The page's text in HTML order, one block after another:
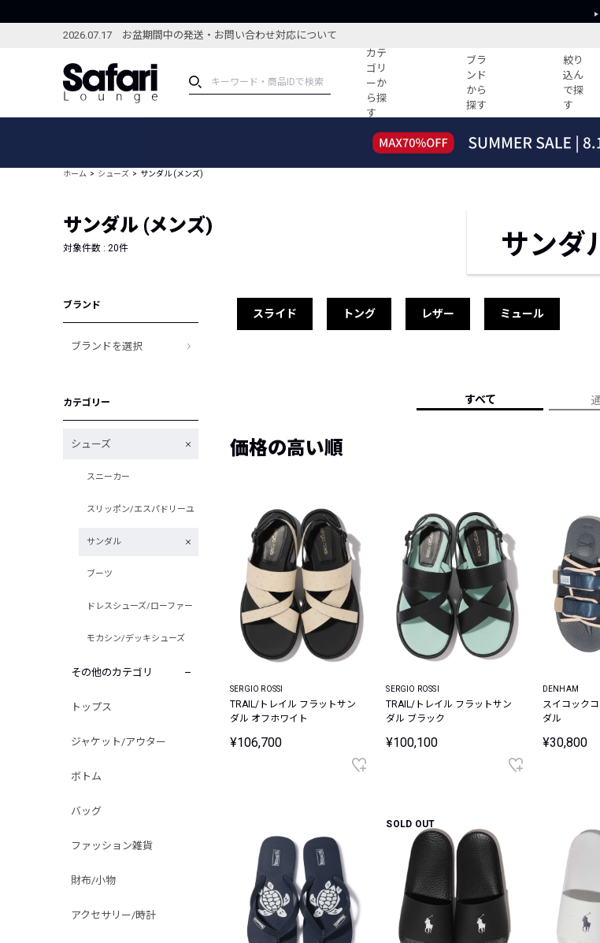
2026.07.17 お盆期間中の発送・お問い合わせ対応について
カテ
ゴリ
ーか
ら探
す
ブラ
ンド
から
探す
絞り
込ん
で探
す
ブランドから探す
新着アイテム
編集部のおすすめアイテム
セール
すべての記事
HOTなコーデ TOP20
新ブランドご紹介！
ピックアップアイテム
フォーカスブランド
ホーム シューズ サンダル (メンズ)
サンダル (メンズ)
対象件数 : 20件
ブランド
ブランドを選択
カテゴリー
シューズ
スニーカー
スリッポン/エスパドリーユ
サンダル
ブーツ
ドレスシューズ/ローファー
モカシン/デッキシューズ
その他のカテゴリ
トップス
ジャケット/アウター
ボトム
バッグ
ファッション雑貨
財布/小物
アクセサリー/時計
サンダ
スライド トング レザー ミュール
すべて
価格の高い順
SERGIO ROSSI
TRAIL/トレイル フラットサン
ダル オフホワイト
¥106,700
SERGIO ROSSI
TRAIL/トレイル フラットサン
ダル ブラック
¥100,100
DENHAM
スイコック
ダル
¥30,800
SOLD OUT